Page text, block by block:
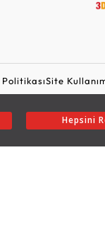
Hepsini
Site